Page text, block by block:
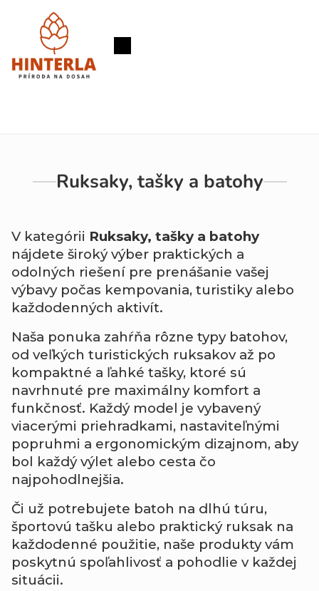
Nákupný
Ruksaky, tašky a batohy
V kategórii Ruksaky, tašky a batohy
nájdete široký výber praktických a
odolných riešení pre prenášanie vašej
výbavy počas kempovania, turistiky alebo
každodenných aktivít.
Naša ponuka zahŕňa rôzne typy batohov,
od veľkých turistických ruksakov až po
kompaktné a ľahké tašky, ktoré sú
navrhnuté pre maximálny komfort a
funkčnosť. Každý model je vybavený
viacerými priehradkami, nastaviteľnými
popruhmi a ergonomickým dizajnom, aby
bol každý výlet alebo cesta čo
najpohodlnejšia.
Či už potrebujete batoh na dlhú túru,
športovú tašku alebo praktický ruksak na
každodenné použitie, naše produkty vám
poskytnú spoľahlivosť a pohodlie v každej
situácii.